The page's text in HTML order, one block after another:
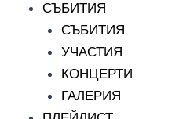
СЪБИТИЯ
СЪБИТИЯ
УЧАСТИЯ
КОНЦЕРТИ
ГАЛЕРИЯ